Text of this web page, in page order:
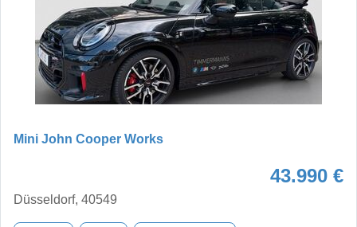
Mini John Cooper Works
43.990 €
Düsseldorf, 40549